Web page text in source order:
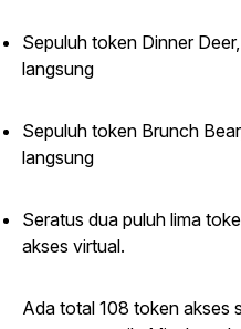
Sepuluh token Dinner
langsung
Sepuluh token Brunch
langsung
Seratus dua puluh lima
akses virtual.
Ada total 108 token akses